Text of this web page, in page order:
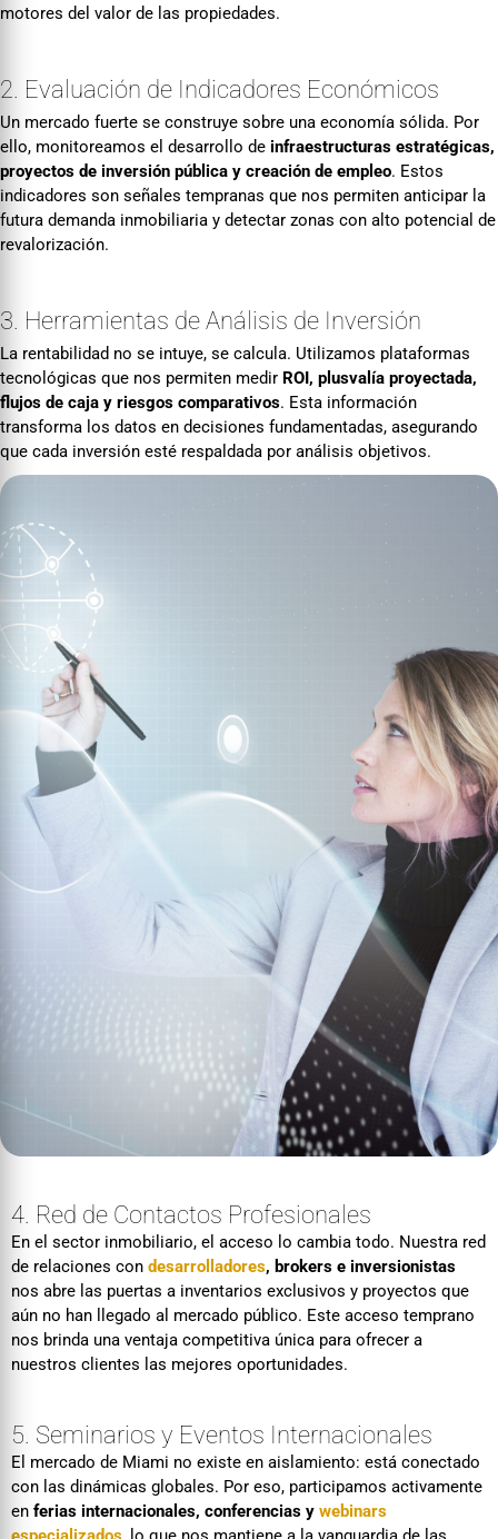
motores del valor de las propiedades.
2. Evaluación de Indicadores Económicos
Un mercado fuerte se construye sobre una economía sólida. Por
ello, monitoreamos el desarrollo de infraestructuras estratégicas,
proyectos de inversión pública y creación de empleo. Estos
indicadores son señales tempranas que nos permiten anticipar la
futura demanda inmobiliaria y detectar zonas con alto potencial de
revalorización.
3. Herramientas de Análisis de Inversión
La rentabilidad no se intuye, se calcula. Utilizamos plataformas
tecnológicas que nos permiten medir ROI, plusvalía proyectada,
flujos de caja y riesgos comparativos. Esta información
transforma los datos en decisiones fundamentadas, asegurando
que cada inversión esté respaldada por análisis objetivos.
4. Red de Contactos Profesionales
En el sector inmobiliario, el acceso lo cambia todo. Nuestra red
de relaciones con desarrolladores, brokers e inversionistas
nos abre las puertas a inventarios exclusivos y proyectos que
aún no han llegado al mercado público. Este acceso temprano
nos brinda una ventaja competitiva única para ofrecer a
nuestros clientes las mejores oportunidades.
5. Seminarios y Eventos Internacionales
El mercado de Miami no existe en aislamiento: está conectado
con las dinámicas globales. Por eso, participamos activamente
en ferias internacionales, conferencias y webinars